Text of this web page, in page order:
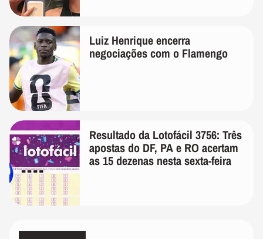
Luiz Henrique encerra
negociações com o Flamengo
Resultado da Lotofácil 3756: Três
apostas do DF, PA e RO acertam
as 15 dezenas nesta sexta-feira